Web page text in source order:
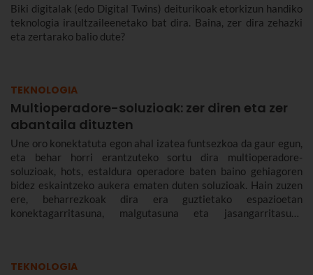
Biki digitalak (edo Digital Twins) deiturikoak etorkizun handiko
teknologia iraultzaileenetako bat dira. Baina, zer dira zehazki
eta zertarako balio dute?
TEKNOLOGIA
Multioperadore-soluzioak: zer diren eta zer
abantaila dituzten
Une oro konektatuta egon ahal izatea funtsezkoa da gaur egun,
eta behar horri erantzuteko sortu dira multioperadore-
soluzioak, hots, estaldura operadore baten baino gehiagoren
bidez eskaintzeko aukera ematen duten soluzioak. Hain zuzen
ere, beharrezkoak dira era guztietako espazioetan
konektagarritasuna, malgutasuna eta jasangarritasuna
TEKNOLOGIA